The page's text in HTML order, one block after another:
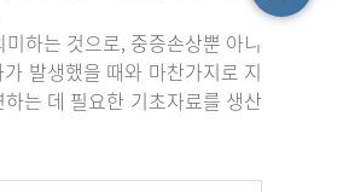
하는 것으로, 중증손상뿐 아니
발생했을 때와 마찬가지로 지
는 데 필요한 기초자료를 생산